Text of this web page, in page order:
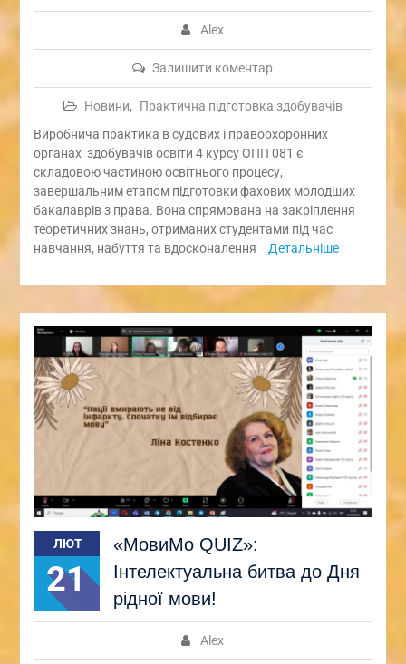
Alex
Залишити коментар
Новини,
Практична підготовка здобувачів
Виробнича практика в судових і правоохоронних
органах здобувачів освіти 4 курсу ОПП 081 є
складовою частиною освітнього процесу,
завершальним етапом підготовки фахових молодших
бакалаврів з права. Вона спрямована на закріплення
теоретичних знань, отриманих студентами під час
навчання, набуття та вдосконалення
Детальніше
ЛЮТ
21
«МовиМо QUIZ»:
Інтелектуальна битва до Дня
рідної мови!
Alex